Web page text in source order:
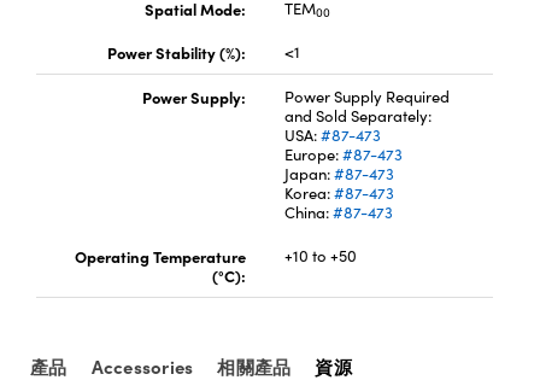
Components | SCHOTT 光
Spatial Mode: TEM00
Power Stability (%): <1
Power Supply:
Power Supply Required
and Sold Separately:
USA:#87-473
Europe:#87-473
Japan:#87-473
Korea:#87-473
China:#87-473
Operating Temperature
(°C):
+10 to +50
產品 Accessories 相關產品 資源